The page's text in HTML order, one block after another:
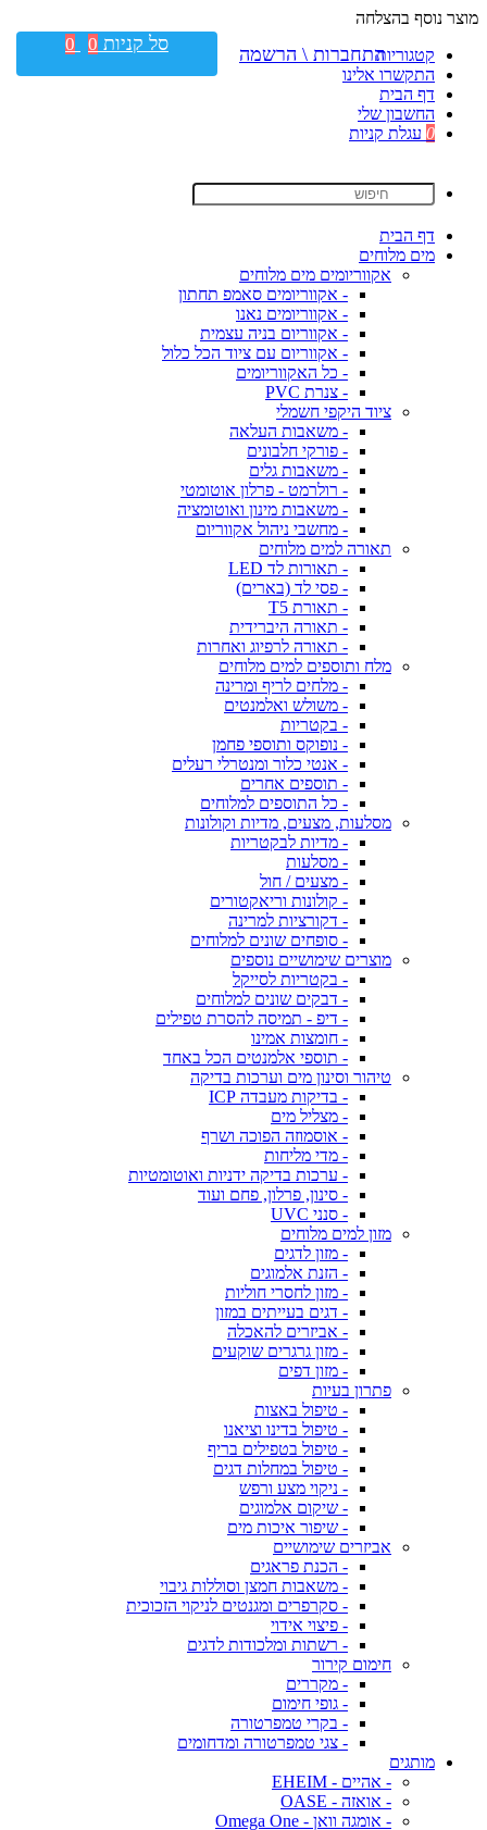
מוצר נוסף בהצלחה
קטגוריות
התקשרו אלינו
דף הבית
החשבון שלי
0 עגלת קניות
דף הבית
מים מלוחים
אקווריומים מים מלוחים
- אקווריומים סאמפ תחתון
- אקווריומים נאנו
- אקווריום בניה עצמית
- אקווריום עם ציוד הכל כלול
- כל האקווריומים
- צנרת PVC
ציוד היקפי חשמלי
- משאבות העלאה
- פורקי חלבונים
- משאבות גלים
- רולרמט - פרלון אוטומטי
- משאבות מינון ואוטומציה
- מחשבי ניהול אקווריום
תאורה למים מלוחים
- תאורות לד LED
- פסי לד (בארים)
- תאורת T5
- תאורה היברידית
- תאורה לרפיוג ואחרות
מלח ותוספים למים מלוחים
- מלחים לריף ומרינה
- משולש ואלמנטים
- בקטריות
- נופוקס ותוספי פחמן
- אנטי כלור ומנטרלי רעלים
- תוספים אחרים
- כל התוספים למלוחים
מסלעות, מצעים, מדיות וקולונות
- מדיות לבקטריות
- מסלעות
- מצעים / חול
- קולונות וריאקטורים
- דקורציות למרינה
- סופחים שונים למלוחים
מוצרים שימושיים נוספים
- בקטריות לסייקל
- דבקים שונים למלוחים
- דיפ - תמיסה להסרת טפילים
- חומצות אמינו
- תוספי אלמנטים הכל באחד
טיהור וסינון מים וערכות בדיקה
- בדיקות מעבדה ICP
- מצליל מים
- אוסמוזה הפוכה ושרף
- מדי מליחות
- ערכות בדיקה ידניות ואוטומטיות
- סינון, פרלון, פחם ועוד
- סנני UVC
מזון למים מלוחים
- מזון לדגים
- הזנת אלמוגים
- מזון לחסרי חוליות
- דגים בעייתים במזון
- אביזרים להאכלה
- מזון גרגרים שוקעים
- מזון דפים
פתרון בעיות
- טיפול באצות
- טיפול בדינו וציאנו
- טיפול בטפילים בריף
- טיפול במחלות דגים
- ניקוי מצע ורפש
- שיקום אלמוגים
- שיפור איכות מים
אביזרים שימושיים
- הכנת פראגים
- משאבות חמצן וסוללות גיבוי
- סקרפרים ומגנטים לניקוי הזכוכית
- פיצוי אידוי
- רשתות ומלכודות לדגים
חימום קירור
- מקררים
- גופי חימום
- בקרי טמפרטורה
- צגי טמפרטורה ומדחומים
מותגים
- אהיים - EHEIM
- אואזה - OASE
- אומגה וואן - Omega One
התחברות \ הרשמה סל קניות 0
0